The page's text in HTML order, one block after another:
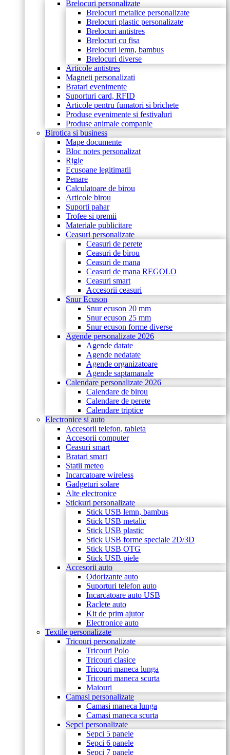
Brelocuri personalizate
Brelocuri metalice personalizate
Brelocuri plastic personalizate
Brelocuri antistres
Brelocuri cu fisa
Brelocuri lemn, bambus
Brelocuri diverse
Articole antistres
Magneti personalizati
Bratari evenimente
Suporturi card, RFID
Articole pentru fumatori si brichete
Produse evenimente si festivaluri
Produse animale companie
Birotica si business
Mape documente
Bloc notes personalizat
Rigle
Ecusoane legitimatii
Penare
Calculatoare de birou
Articole birou
Suporti pahar
Trofee si premii
Materiale publicitare
Ceasuri personalizate
Ceasuri de perete
Ceasuri de birou
Ceasuri de mana
Ceasuri de mana REGOLO
Ceasuri smart
Accesorii ceasuri
Snur Ecuson
Snur ecuson 20 mm
Snur ecuson 25 mm
Snur ecuson forme diverse
Agende personalizate 2026
Agende datate
Agende nedatate
Agende organizatoare
Agende saptamanale
Calendare personalizate 2026
Calendare de birou
Calendare de perete
Calendare triptice
Electronice si auto
Accesorii telefon, tableta
Accesorii computer
Ceasuri smart
Bratari smart
Statii meteo
Incarcatoare wireless
Gadgeturi solare
Alte electronice
Stickuri personalizate
Stick USB lemn, bambus
Stick USB metalic
Stick USB plastic
Stick USB forme speciale 2D/3D
Stick USB OTG
Stick USB piele
Accesorii auto
Odorizante auto
Suporturi telefon auto
Incarcatoare auto USB
Raclete auto
Kit de prim ajutor
Electronice auto
Textile personalizate
Tricouri personalizate
Tricouri Polo
Tricouri clasice
Tricouri maneca lunga
Tricouri maneca scurta
Maiouri
Camasi personalizate
Camasi maneca lunga
Camasi maneca scurta
Sepci personalizate
Sepci 5 panele
Sepci 6 panele
Sepci 7 panele